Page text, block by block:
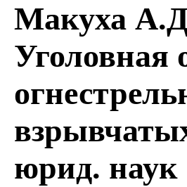
Макуха
Уголовная
юрид. наук